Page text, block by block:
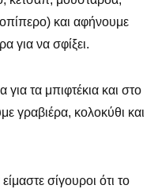
και αφήνουμε
για να σφίξει.
τα μπιφτέκια και στο
γραβιέρα, κολοκύθι και
σίγουροι ότι το